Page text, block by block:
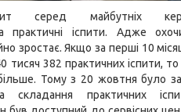
серед майбутніх
практичні іспити. Адже
зростає. Якщо за перші 10
тисяч 382 практичних іспити,
Тому з 20 жовтня було
складання практичних